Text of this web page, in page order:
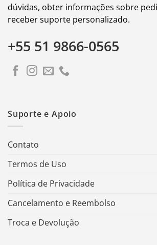
dúvidas, obter informações sobre
receber suporte personalizado.
+55 51 9866-0565
Suporte e Apoio
Contato
Termos de Uso
Política de Privacidade
Cancelamento e Reembolso
Troca e Devolução